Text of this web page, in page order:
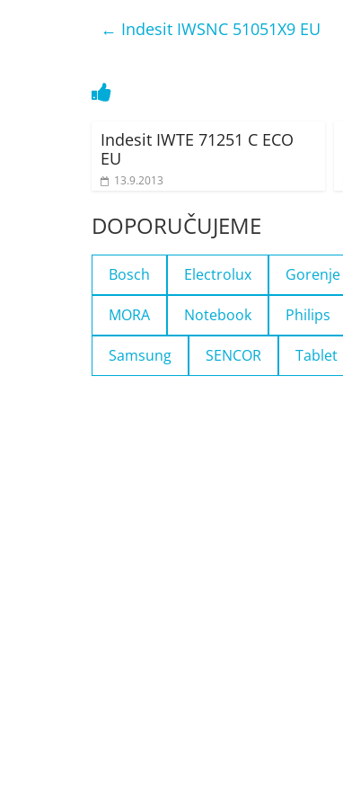
mobilní
bazény
← Indesit IWSNC 51051X9 EU
Indesit IWTE 71251 C ECO
EU
13.9.2013
DOPORUČUJEME
Bosch Electrolux Gorenje
MORA Notebook Philips
Samsung SENCOR Tablet